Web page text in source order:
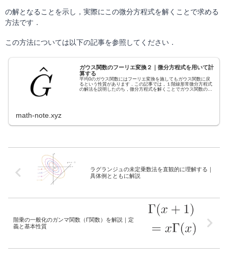
の解となることを示し，実際にこの微分方程式を解くことで求める
方法です．
この方法については以下の記事を参照してください．
ガウス関数のフーリエ変換２｜微分方程式を用いて計
算する
平均0のガウス関数にはフーリエ変換を施してもガウス関数に戻
るという性質があります．この記事では，１階線形常微分方程式
の解法を説明したのち，微分方程式を解くことでガウス関数のフ
math-note.xyz
ラグランジュの未定乗数法を直観的に理解する｜
具体例とともに解説
階乗の一般化のガンマ関数（Γ関数）を解説｜定
義と基本性質